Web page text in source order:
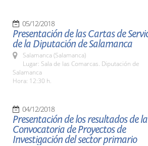
05/12/2018
Presentación de las Cartas de
de la Diputación de Salamanca
Salamanca (Salamanca)
Lugar: Sala de las Comarcas. Diputación de
Salamanca
Hora: 12:30 h.
04/12/2018
Presentación de los resultados de
Convocatoria de Proyectos de
Investigación del sector primario